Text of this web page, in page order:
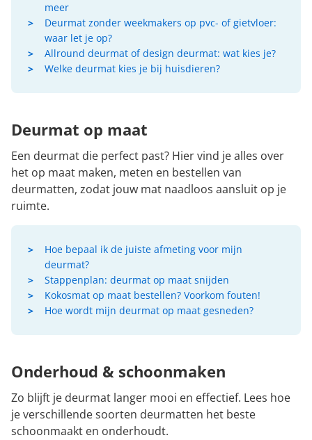
meer
Deurmat zonder weekmakers op pvc- of gietvloer:
waar let je op?
Allround deurmat of design deurmat: wat kies je?
Welke deurmat kies je bij huisdieren?
Deurmat op maat
Een deurmat die perfect past? Hier vind je alles over
het op maat maken, meten en bestellen van
deurmatten, zodat jouw mat naadloos aansluit op je
ruimte.
Hoe bepaal ik de juiste afmeting voor mijn
deurmat?
Stappenplan: deurmat op maat snijden
Kokosmat op maat bestellen? Voorkom fouten!
Hoe wordt mijn deurmat op maat gesneden?
Onderhoud & schoonmaken
Zo blijft je deurmat langer mooi en effectief. Lees hoe
je verschillende soorten deurmatten het beste
schoonmaakt en onderhoudt.